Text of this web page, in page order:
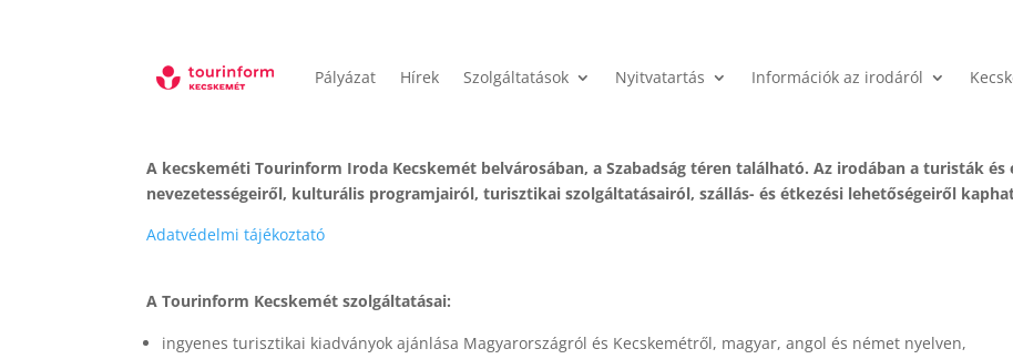
Pályázat Hírek Szolgáltatások Nyitvatartás Információk az irodáról
A kecskeméti Tourinform Iroda Kecskemét belvárosában, a Szabadság téren található. Az irodában a turisták
nevezetességeiről, kulturális programjairól, turisztikai szolgáltatásairól, szállás- és étkezési lehetőségeiről
Adatvédelmi tájékoztató
A Tourinform Kecskemét szolgáltatásai:
ingyenes turisztikai kiadványok ajánlása Magyarországról és Kecskemétről, magyar, angol és német nyelven,